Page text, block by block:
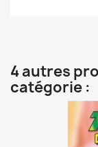
4 autres
catégorie :